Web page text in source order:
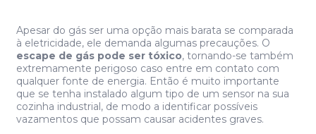
Apesar do gás ser uma opção mais barata se comparada
à eletricidade, ele demanda algumas precauções. O
escape de gás pode ser tóxico, tornando-se também
extremamente perigoso caso entre em contato com
qualquer fonte de energia. Então é muito importante
que se tenha instalado algum tipo de um sensor na sua
cozinha industrial, de modo a identificar possíveis
vazamentos que possam causar acidentes graves.